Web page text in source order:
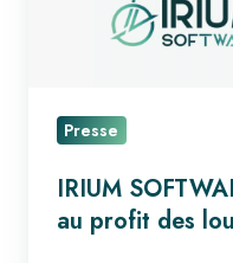
automobile
Presse
IRIUM
au profit des